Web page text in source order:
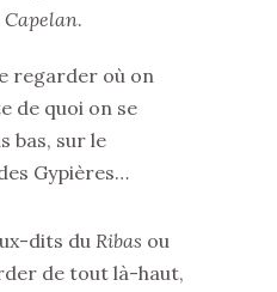
Capelan.
regarder où on
de quoi on se
bas, sur le
Gypières…
dits du Ribas ou
de tout là-haut,